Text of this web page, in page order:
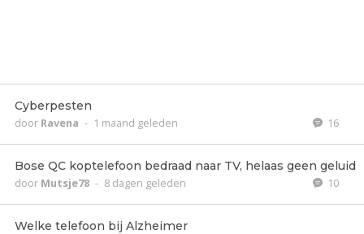
Cyberpesten
door Ravena - 1 maand geleden 16
Bose QC koptelefoon bedraad naar TV, helaas geen geluid
door Mutsje78 - 8 dagen geleden 10
Welke telefoon bij Alzheimer